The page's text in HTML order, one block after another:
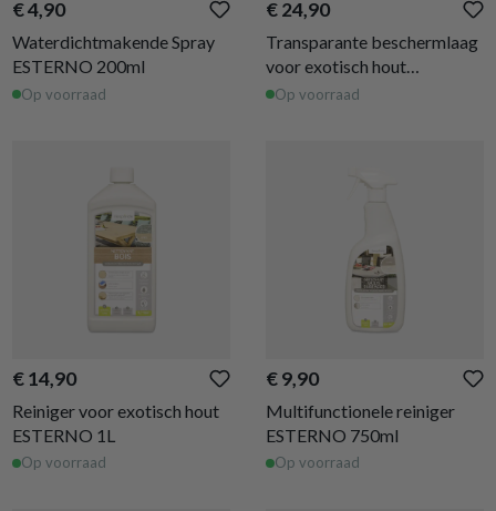
€ 4,90
Waterdichtmakende Spray
ESTERNO 200ml
Op voorraad
€ 24,90
Transparante beschermlaag
voor exotisch hout
ESTERNO 1L
Op voorraad
€ 14,90
Reiniger voor exotisch hout
ESTERNO 1L
Op voorraad
€ 9,90
Multifunctionele reiniger
ESTERNO 750ml
Op voorraad